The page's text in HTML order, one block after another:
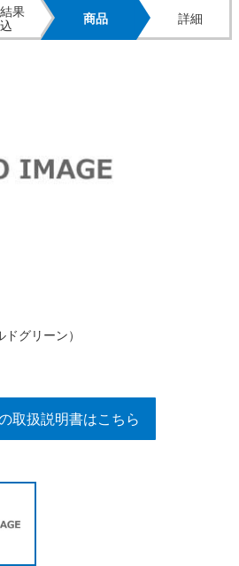
果
商品 詳細
グリーン）
取扱説明書はこちら